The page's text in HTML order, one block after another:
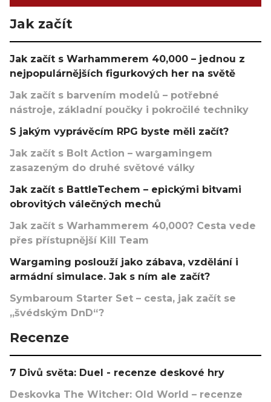
Jak začít
Jak začít s Warhammerem 40,000 – jednou z
nejpopulárnějších figurkových her na světě
Jak začít s barvením modelů – potřebné
nástroje, základní poučky i pokročilé techniky
S jakým vyprávěcím RPG byste měli začít?
Jak začít s Bolt Action – wargamingem
zasazeným do druhé světové války
Jak začít s BattleTechem – epickými bitvami
obrovitých válečných mechů
Jak začít s Warhammerem 40,000? Cesta vede
přes přístupnější Kill Team
Wargaming poslouží jako zábava, vzdělání i
armádní simulace. Jak s ním ale začít?
Symbaroum Starter Set – cesta, jak začít se
„švédským DnD“?
Recenze
7 Divů světa: Duel - recenze deskové hry
Deskovka The Witcher: Old World – recenze